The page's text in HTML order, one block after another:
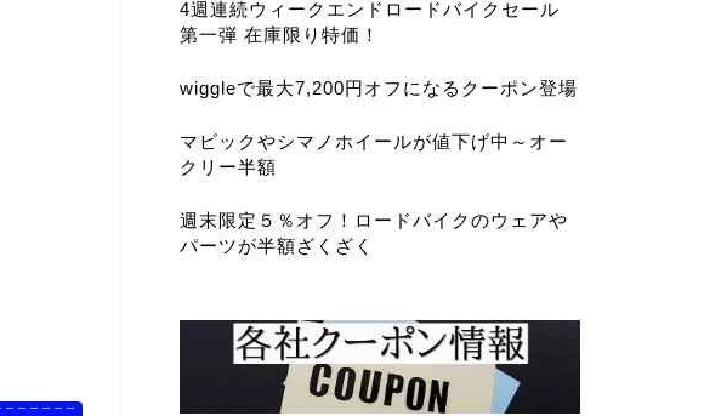
4週連続ウィークエンドロードバイクセール
第一弾 在庫限り特価！
wiggleで最大7,200円オフになるクーポン登場
マビックやシマノホイールが値下げ中～オー
クリー半額
週末限定５％オフ！ロードバイクのウェアや
パーツが半額ざくざく